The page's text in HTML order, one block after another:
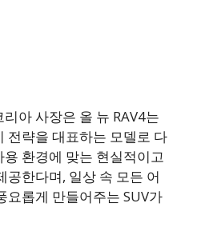
아 사장은 올 뉴 RAV4는
전략을 대표하는 모델로 다
환경에 맞는 현실적이고
공한다며, 일상 속 모든 어
요롭게 만들어주는 SUV가